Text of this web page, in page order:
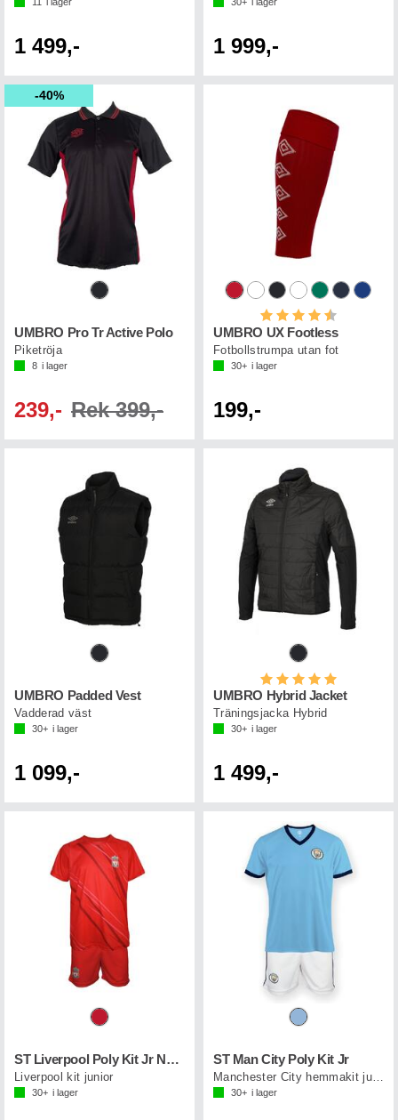
1 499,- 1 999,-
40%
UMBRO Pro Tr Active Polo
Piketröja
8 i lager
239,- Rek 399,-
Betyg:
UMBRO UX Footless
Fotbollstrumpa utan fot
30+ i lager
199,-
UMBRO Padded Vest
Vadderad väst
30+ i lager
1 099,-
Betyg:
UMBRO Hybrid Jacket
Träningsjacka Hybrid
30+ i lager
1 499,-
ST Liverpool Poly Kit Jr No.31
Liverpool kit junior
30+ i lager
ST Man City Poly Kit Jr
Manchester City hemmakit junior 24/25
30+ i lager